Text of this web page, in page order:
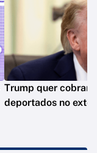
Trump quer cobrar
deportados no